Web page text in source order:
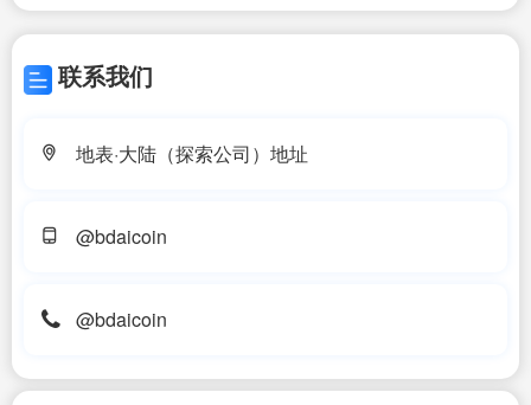
联系我们
地表·大陆（探索公司）地址
@bdaicoin
@bdaicoin